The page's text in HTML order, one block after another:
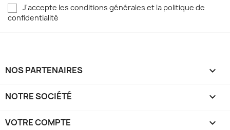
J'accepte les conditions générales et la politique de
confidentialité
NOS PARTENAIRES 
NOTRE SOCIÉTÉ 
VOTRE COMPTE 